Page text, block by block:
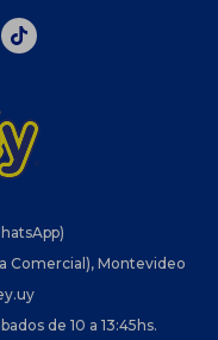
Comercial), Montevideo
de 10 a 13:45hs.